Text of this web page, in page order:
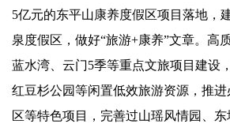
5亿元的东平山康养度假区项目落地，
泉度假区，做好“旅游+康养”文章。高
蓝水湾、云门5季等重点文旅项目建设
红豆杉公园等闲置低效旅游资源，推
区等特色项目，完善过山瑶风情园、